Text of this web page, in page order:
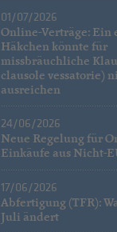
01/07/2026
Online-Verträge: Ein
Häkchen könnte für
missbräuchliche
clausole vessatorie)
ausreichen
24/06/2026
Neue Regelung für
Einkäufe aus Nicht-
17/06/2026
Abfertigung (TFR):
Juli ändert